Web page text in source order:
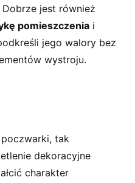
jest⁤ również‌
pomieszczenia i
jego⁣ walory ‍bez
wystroju.
⁣tak
dekoracyjne⁣
charakter